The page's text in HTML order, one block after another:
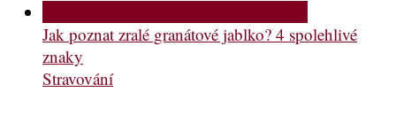
Jak poznat zralé granátové jablko? 4 spolehlivé
znaky
Stravování